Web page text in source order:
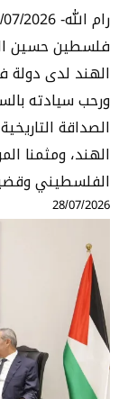
فلسطين حسين
الهند لدى دولة
ورحب سيادته
الصداقة
الهند، ومثمنا
الفلسطيني
28/07/2026